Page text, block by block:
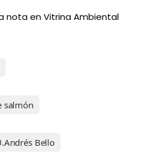
nota en Vitrina Ambiental
salmón
Bello